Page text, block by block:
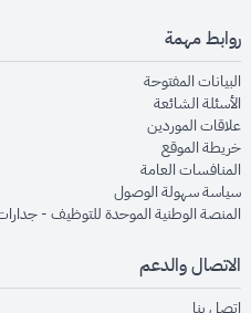
روابط مهمة
البيانات المفتوحةopens in new window
الأسئلة الشائعةopens in new window
علاقات الموردينopens in new window
خريطة الموقعopens in new window
المنافسات العامةopens in new window
سياسة سهولة الوصولin new window
المنصة الوطنية الموحدة للتوظيف -
الاتصال والدعم
اتصل بنا